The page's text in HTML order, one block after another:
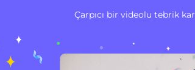
Çarpıcı bir videolu tebrik